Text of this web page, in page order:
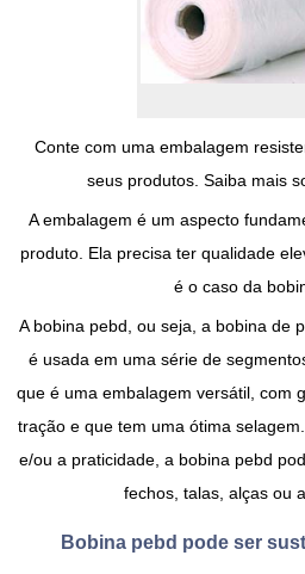
Conte com uma embalagem
seus produtos. Saiba mais
A embalagem é um aspecto
produto. Ela precisa ter qualidade
é o caso da
A bobina pebd , ou seja, a bobina de
é usada em uma série de
que é uma embalagem versátil, com
tração e que tem uma ótima
e/ou a praticidade, a bobina pebd
fechos, talas, alças ou
Bobina pebd pode ser